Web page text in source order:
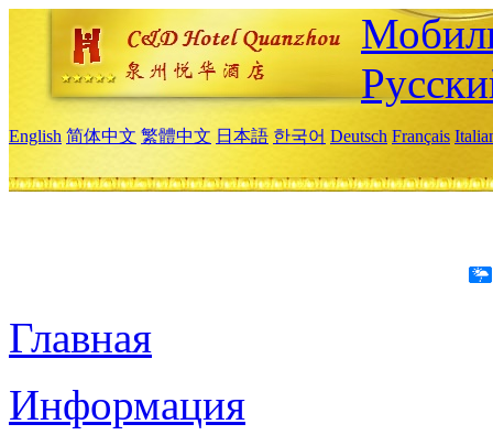
English 简体中文 繁體中文 日本語 한국어 Deutsch Français
Главная
Информация